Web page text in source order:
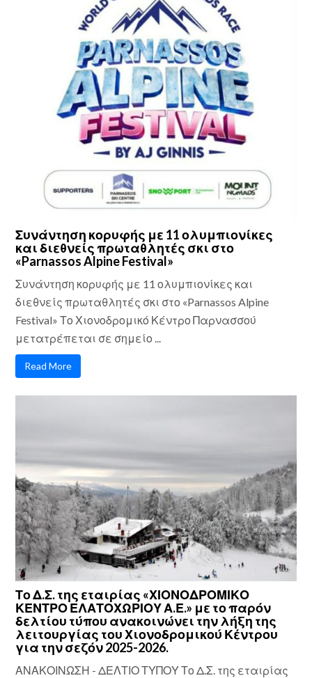
Συνάντηση κορυφής με 11 ολυμπιονίκες
και διεθνείς πρωταθλητές σκι στο
«Parnassos Alpine Festival»
Συνάντηση κορυφής με 11 ολυμπιονίκες και
διεθνείς πρωταθλητές σκι στο «Parnassos Alpine
Festival» Το Χιονοδρομικό Κέντρο Παρνασσού
μετατρέπεται σε σημείο ...
Read More
Το Δ.Σ. της εταιρίας «ΧΙΟΝΟΔΡΟΜΙΚΟ
ΚΕΝΤΡΟ ΕΛΑΤΟΧΩΡΙΟΥ Α.Ε.» με το παρόν
δελτίου τύπου ανακοινώνει την λήξη της
λειτουργίας του Χιονοδρομικού Κέντρου
για την σεζόν 2025-2026.
ΑΝΑΚΟΙΝΩΣΗ - ΔΕΛΤΙΟ ΤΥΠΟΥ Το Δ.Σ. της εταιρίας